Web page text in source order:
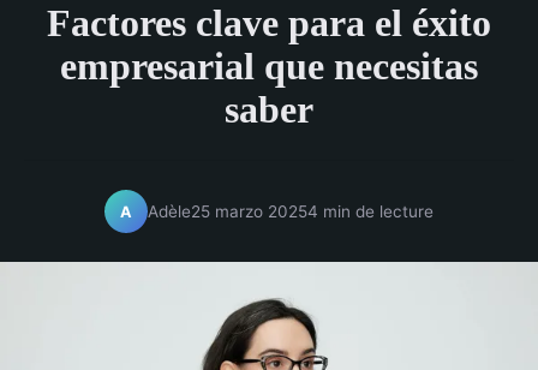
Factores clave para el éxito
empresarial que necesitas
saber
A Adèle25 marzo 20254 min de lecture